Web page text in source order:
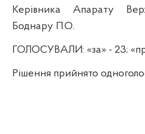
Керівника Апарату
Боднару П.О.
ГОЛОСУВАЛИ: «за» - 23;
Рішення прийнято